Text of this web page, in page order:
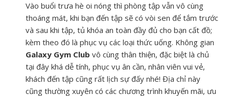
Vào buổi trưa hè oi nóng thì phòng tập vẫn vô cùng
thoáng mát, khi bạn đến tập sẽ có vòi sen để tắm trước
và sau khi tập, tủ khóa an toàn đầy đủ cho bạn cất đồ;
kèm theo đó là phục vụ các loại thức uống. Không gian
Galaxy Gym Club vô cùng thân thiện, đặc biệt là chủ
tại đây khá dễ tính, phục vụ ân cần, nhân viên vui vẻ,
khách đến tập cũng rất lịch sự đấy nhé! Địa chỉ này
cũng thường xuyên có các chương trình khuyến mãi, ưu